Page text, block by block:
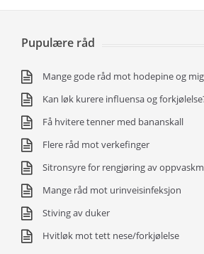
Pupulære råd
Mange gode råd mot hodepine og
Kan løk kurere influensa og
Få hvitere tenner med bananskall
Flere råd mot verkefinger
Sitronsyre for rengjøring av
Mange råd mot urinveisinfeksjon
Stiving av duker
Hvitløk mot tett nese/forkjølelse